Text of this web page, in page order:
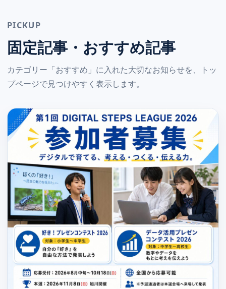
PICKUP
固定記事・おすすめ記事
カテゴリー「おすすめ」に入れた大切なお知らせを、トッ
プページで見つけやすく表示します。